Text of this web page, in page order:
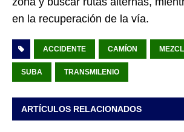
en la recuperación de la vía.
ACCIDENTE CAMÍON
SUBA TRANSMILENIO
ARTÍCULOS RELACIONADOS